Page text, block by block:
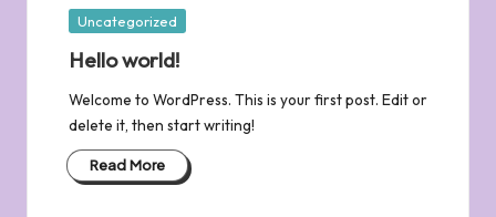
Posted
Uncategorized
Hello world!
Welcome to WordPress. This is your first post. Edit or
delete it, then start writing!
Read More